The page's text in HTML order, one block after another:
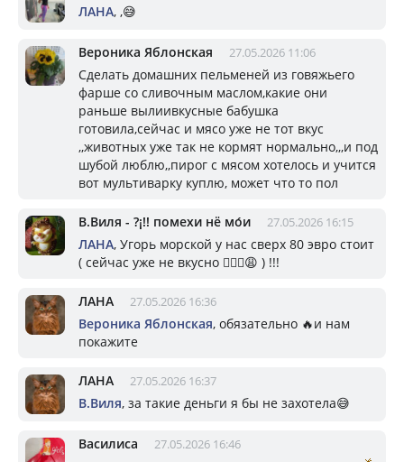
ЛАНА, ,😅
Вероника Яблонская 27.05.2026 11:06
Сделать домашних пельменей из говяжьего
фарше со сливочным маслом,какие они
раньше вылиивкусные бабушка
готовила,сейчас и мясо уже не тот вкус
,,животных уже так не кормят нормально,,,и под
шубой люблю,,пирог с мясом хотелось и учится
вот мультиварку куплю, может что то пол
В.Виля - ?¡!! помехи нё мо́и 27.05.2026 16:15
ЛАНА, Угорь морской у нас сверх 80 эвро стоит
( сейчас уже не вкусно 😮‍💨🤬😩 ) !!!
ЛАНА 27.05.2026 16:36
Вероника Яблонская, обязательно 🔥и нам
покажите
ЛАНА 27.05.2026 16:37
В.Виля, за такие деньги я бы не захотела😅
Василиса 27.05.2026 16:46